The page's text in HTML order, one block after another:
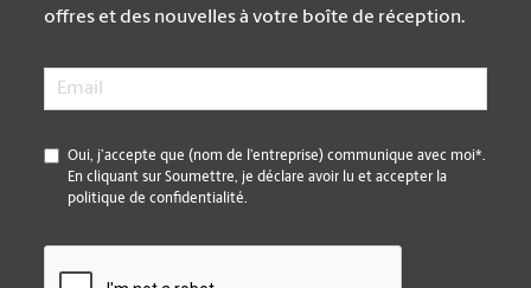
offres et des nouvelles à votre boîte de réception.
Email
*
Oui, j’accepte que (nom de l’entreprise) communique avec moi*.
En cliquant sur Soumettre, je déclare avoir lu et accepter la
politique de confidentialité.